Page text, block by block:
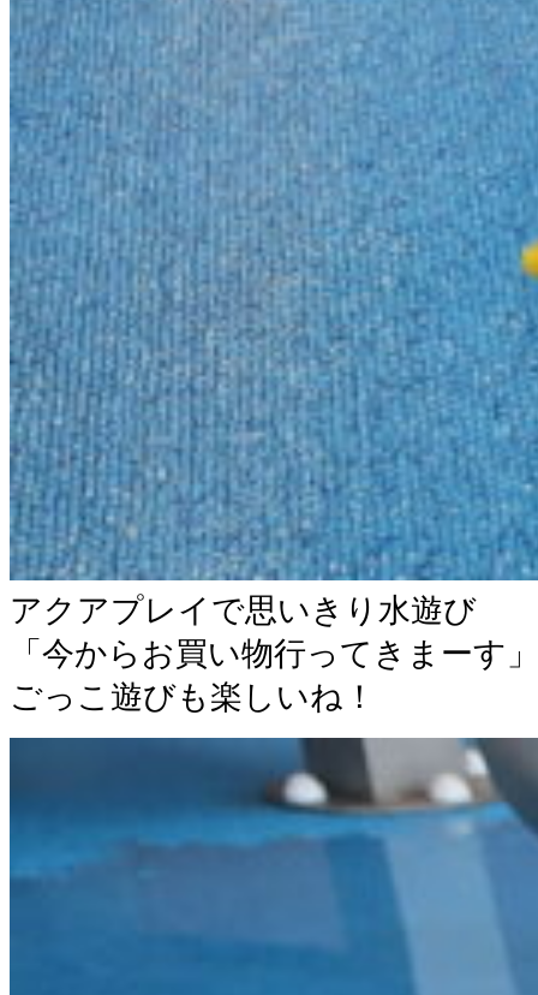
アクアプレイで思いきり水遊び
「今からお買い物行ってきまーす」
ごっこ遊びも楽しいね！